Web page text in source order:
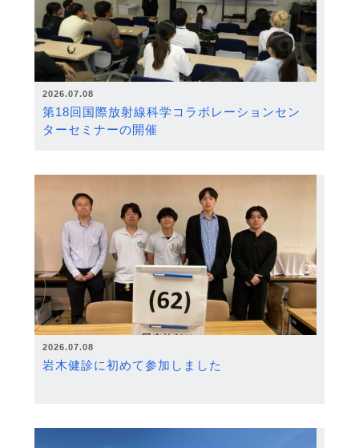
2026.07.08
第18回国際放射線科学コラボレーションセン
ターセミナーの開催
2026.07.08
岩木健診に初めて参加しました